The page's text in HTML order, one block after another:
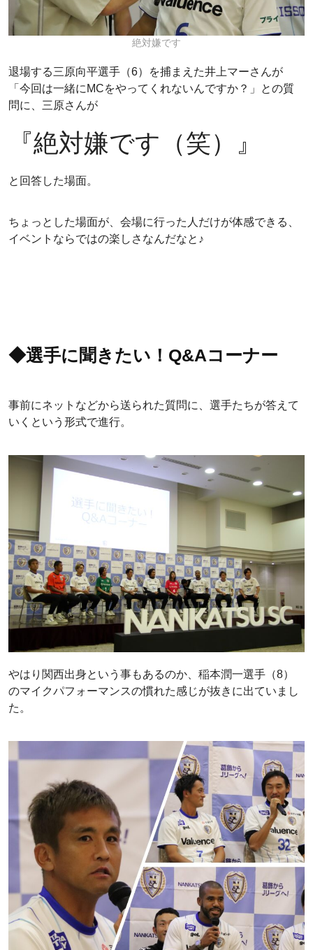
絶対嫌です
退場する三原向平選手（6）を捕まえた井上マーさんが
「今回は一緒にMCをやってくれないんですか？」との質
問に、三原さんが
『絶対嫌です（笑）』
と回答した場面。
ちょっとした場面が、会場に行った人だけが体感できる、
イベントならではの楽しさなんだなと♪
◆選手に聞きたい！Q&Aコーナー
事前にネットなどから送られた質問に、選手たちが答えて
いくという形式で進行。
やはり関西出身という事もあるのか、稲本潤一選手（8）
のマイクパフォーマンスの慣れた感じが抜きに出ていまし
た。